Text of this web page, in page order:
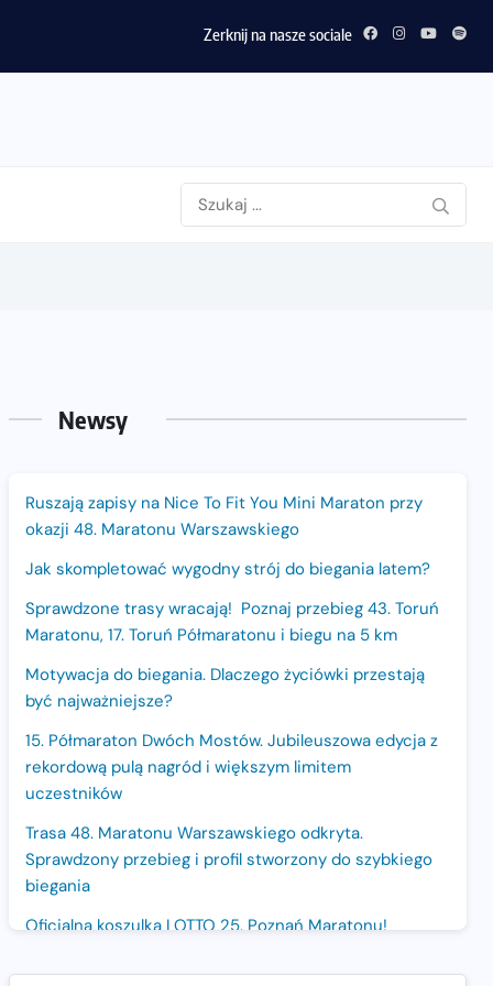
Zerknij na nasze sociale
Newsy
Ruszają zapisy na Nice To Fit You Mini Maraton przy
okazji 48. Maratonu Warszawskiego
Jak skompletować wygodny strój do biegania latem?
Sprawdzone trasy wracają! Poznaj przebieg 43. Toruń
Maratonu, 17. Toruń Półmaratonu i biegu na 5 km
Motywacja do biegania. Dlaczego życiówki przestają
być najważniejsze?
15. Półmaraton Dwóch Mostów. Jubileuszowa edycja z
rekordową pulą nagród i większym limitem
uczestników
Trasa 48. Maratonu Warszawskiego odkryta.
Sprawdzony przebieg i profil stworzony do szybkiego
biegania
Oficjalna koszulka LOTTO 25. Poznań Maratonu!